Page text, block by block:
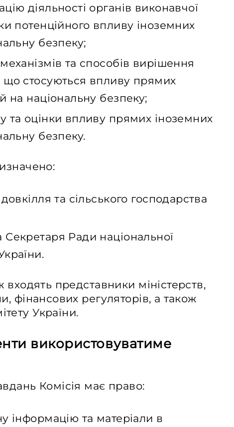
діяльності органів виконавчої
потенційного впливу іноземних
безпеку;
та способів вирішення
стосуються впливу прямих
на національну безпеку;
та оцінки впливу прямих іноземних
безпеку.
та сільського господарства
Ради національної
входять представники міністерств,
фінансових регуляторів, а також
України.
використовуватиме
Комісія має право:
інформацію та матеріали в